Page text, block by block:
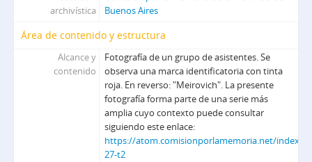
SAyF - Secretaría de archivo y fichero
archivística
Buenos Aires
Área de contenido y estructura
Alcance y
contenido
Fotografía de un grupo de asistentes. Se
observa una marca identificatoria con tinta
roja. En reverso: "Meirovich". La presente
fotografía forma parte de una serie más
amplia cuyo contexto puede consultar
siguiendo este enlace:
https://atom.comisionporlamemoria.net/
27-t2